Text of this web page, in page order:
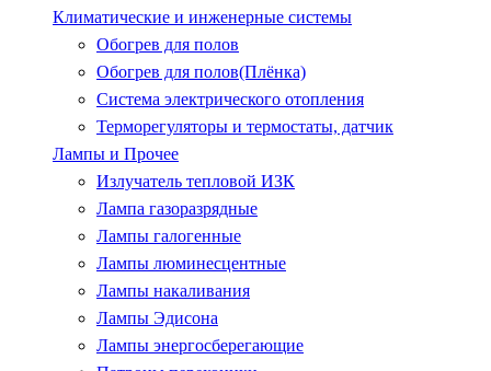
Климатические и инженерные системы
Обогрев для полов
Обогрев для полов(Плёнка)
Система электрического отопления
Терморегуляторы и термостаты, датчик
Лампы и Прочее
Излучатель тепловой ИЗК
Лампа газоразрядные
Лампы галогенные
Лампы люминесцентные
Лампы накаливания
Лампы Эдисона
Лампы энергосберегающие